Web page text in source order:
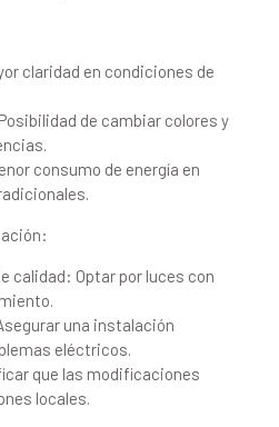
claridad en condiciones de
de cambiar colores y
consumo de energía en
calidad: Optar por luces con
una instalación
eléctricos.
que las modificaciones
locales.